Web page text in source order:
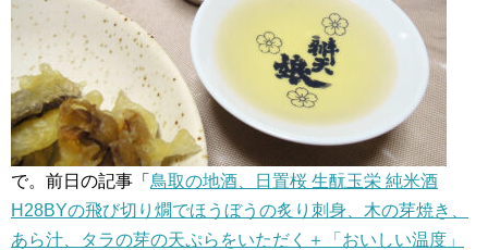
で。前日の記事「 鳥取の地酒、日置桜 生酛玉栄 純米酒
H28BYの飛び切り燗でほうぼうの炙り刺身、木の芽焼き、
あら汁、タラの芽の天ぷらをいただく＋「おいしい温度」